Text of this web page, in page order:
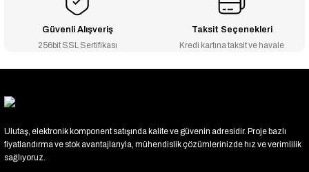
Güvenli Alışveriş
256bit SSL Sertifikası
Taksit Seçenekleri
Kredi kartına taksit ve havale
Ulutaş, elektronik komponent satışında kalite ve güvenin adresidir. Proje bazlı
fiyatlandırma ve stok avantajlarıyla, mühendislik çözümlerinizde hız ve verimlilik
sağlıyoruz.